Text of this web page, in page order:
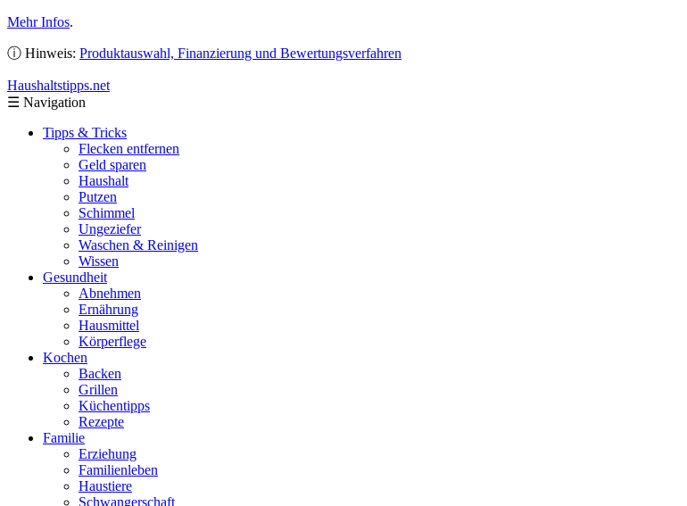
Mehr Infos.
ⓘ Hinweis: Produktauswahl, Finanzierung und Bewertungsverfahren
Haushaltstipps.net
☰ Navigation
Tipps & Tricks
Flecken entfernen
Geld sparen
Haushalt
Putzen
Schimmel
Ungeziefer
Waschen & Reinigen
Wissen
Gesundheit
Abnehmen
Ernährung
Hausmittel
Körperflege
Kochen
Backen
Grillen
Küchentipps
Rezepte
Familie
Erziehung
Familienleben
Haustiere
Schwangerschaft